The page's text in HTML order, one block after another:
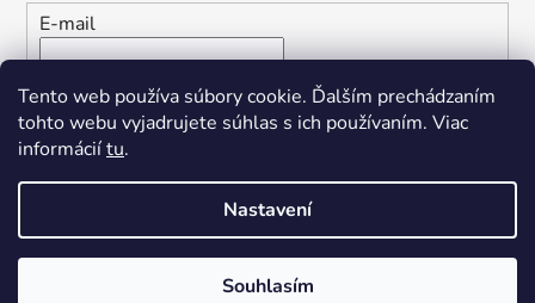
Tento web používa súbory cookie. Ďalším prechádzaním
tohto webu vyjadrujete súhlas s ich používaním. Viac
informáciítu.
Nastavení
Souhlasím
E-mail
Vložením e-mailu súhlasíte s
podmienkami ochrany
osobných údajov
Vytvořil Shoptet